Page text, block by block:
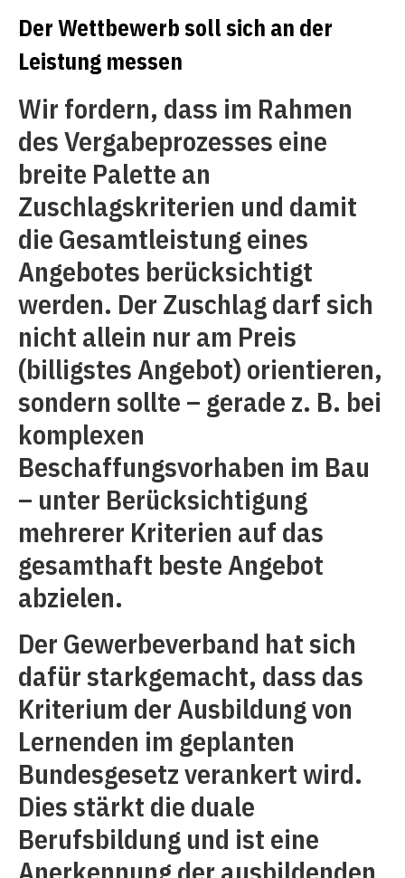
Der Wettbewerb soll sich an der
Leistung messen
Wir fordern, dass im Rahmen
des Vergabeprozesses eine
breite Palette an
Zuschlagskriterien und damit
die Gesamtleistung eines
Angebotes berücksichtigt
werden. Der Zuschlag darf sich
nicht allein nur am Preis
(billigstes Angebot) orientieren,
sondern sollte – gerade z. B. bei
komplexen
Beschaffungsvorhaben im Bau
– unter Berücksichtigung
mehrerer Kriterien auf das
gesamthaft beste Angebot
abzielen.
Der Gewerbeverband hat sich
dafür starkgemacht, dass das
Kriterium der Ausbildung von
Lernenden im geplanten
Bundesgesetz verankert wird.
Dies stärkt die duale
Berufsbildung und ist eine